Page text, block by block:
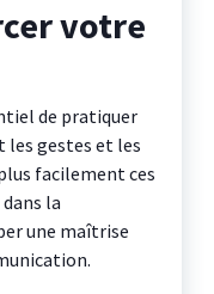
votre
de pratiquer
gestes et les
facilement ces
la
une maîtrise